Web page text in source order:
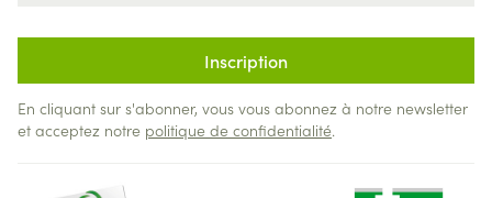
Inscription
En cliquant sur s'abonner, vous vous abonnez à notre newsletter
et acceptez notre politique de confidentialité.